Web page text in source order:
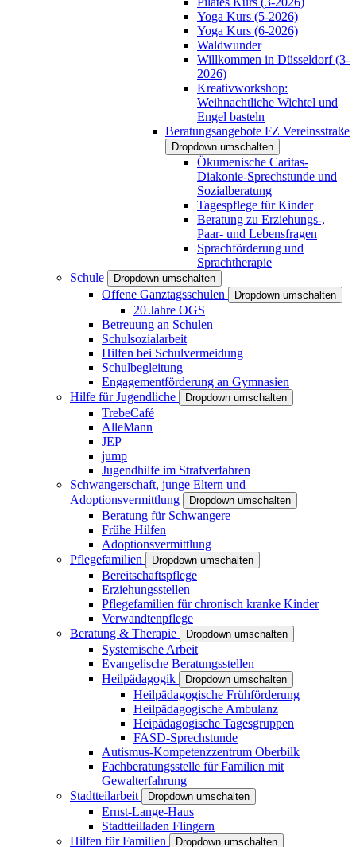
Yoga Kurs (5-2026)
Yoga Kurs (6-2026)
Waldwunder
Willkommen in Düsseldorf (3-
2026)
Kreativworkshop:
Weihnachtliche Wichtel und
Engel basteln
Beratungsangebote FZ Vereinsstraße
Dropdown umschalten
Ökumenische Caritas-
Diakonie-Sprechstunde und
Sozialberatung
Tagespflege für Kinder
Beratung zu Erziehungs-,
Paar- und Lebensfragen
Sprachförderung und
Sprachtherapie
Schule
Dropdown umschalten
Offene Ganztagsschulen Dropdown umschalten
20 Jahre OGS
Betreuung an Schulen
Schulsozialarbeit
Hilfen bei Schulvermeidung
Schulbegleitung
Engagementförderung an Gymnasien
Hilfe für Jugendliche
Dropdown umschalten
TrebeCafé
AlleMann
JEP
jump
Jugendhilfe im Strafverfahren
Schwangerschaft, junge Eltern und
Adoptionsvermittlung
Dropdown umschalten
Beratung für Schwangere
Frühe Hilfen
Adoptionsvermittlung
Pflegefamilien
Dropdown umschalten
Bereitschaftspflege
Erziehungsstellen
Pflegefamilien für chronisch kranke Kinder
Verwandtenpflege
Beratung & Therapie
Dropdown umschalten
Systemische Arbeit
Evangelische Beratungsstellen
Heilpädagogik
Dropdown umschalten
Heilpädagogische Frühförderung
Heilpädagogische Ambulanz
Heipädagogische Tagesgruppen
FASD-Sprechstunde
Autismus-Kompetenzzentrum Oberbilk
Fachberatungsstelle für Familien mit
Gewalterfahrung
Stadtteilarbeit
Dropdown umschalten
Ernst-Lange-Haus
Stadtteilladen Flingern
Hilfen für Familien
Dropdown umschalten